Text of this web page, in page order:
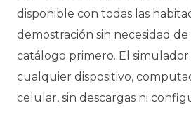
disponible con todas las
demostración sin necesidad de
catálogo primero. El
cualquier dispositivo,
celular, sin descargas ni